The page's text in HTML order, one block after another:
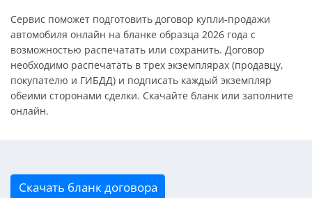
Сервис поможет подготовить договор купли-продажи
автомобиля онлайн на бланке образца 2026 года с
возможностью распечатать или сохранить. Договор
необходимо распечатать в трех экземплярах (продавцу,
покупателю и ГИБДД) и подписать каждый экземпляр
обеими сторонами сделки. Скачайте бланк или заполните
онлайн.
Скачать бланк договора